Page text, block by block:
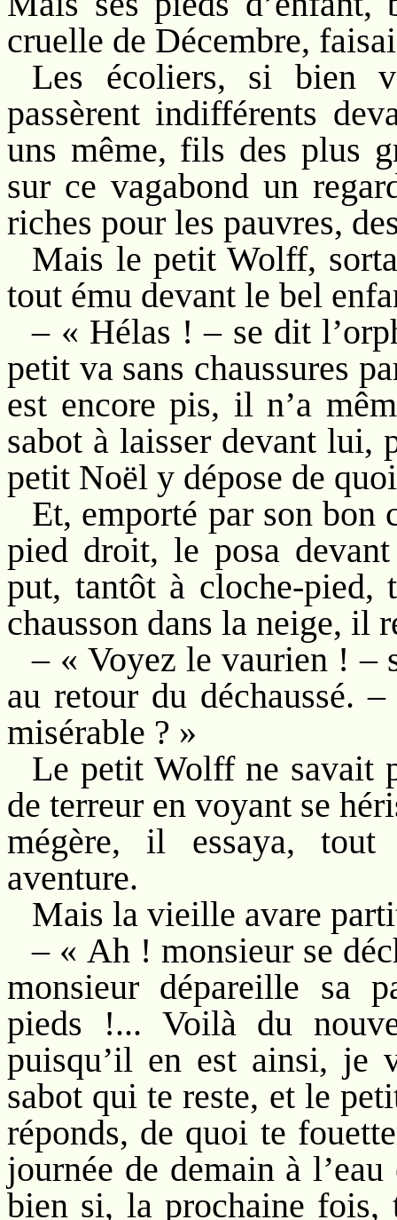
cruelle de Décembre,
Les écoliers, si bien
passèrent indifférents
uns même, fils des plus
sur ce vagabond un
riches pour les pauvres,
Mais le petit Wolff,
tout ému devant le bel
– « Hélas ! – se dit
petit va sans chaussures
est encore pis, il n’a
sabot à laisser devant lui,
petit Noël y dépose de
Et, emporté par son
pied droit, le posa
put, tantôt à cloche-
chausson dans la neige, il
– « Voyez le vaurien ! –
au retour du déchaussé.
misérable ? »
Le petit Wolff ne savait
de terreur en voyant se
mégère, il essaya,
aventure.
Mais la vieille avare
– « Ah ! monsieur se
monsieur dépareille sa
pieds !... Voilà du
puisqu’il en est ainsi, je
sabot qui te reste, et le
réponds, de quoi te
journée de demain à
bien si, la prochaine fois,